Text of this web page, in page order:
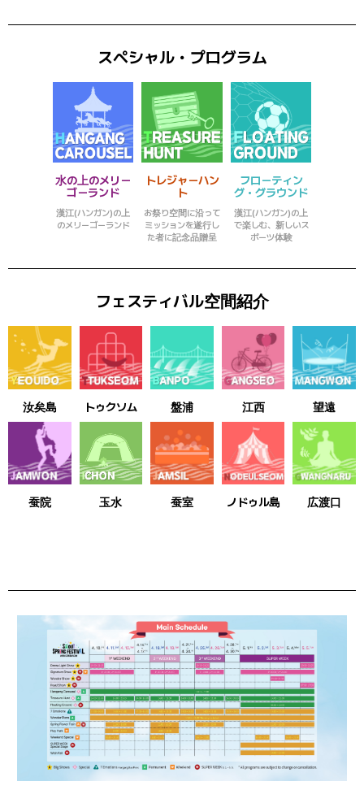
スペシャル・プログラム
水の上のメリー
ゴーランド
漢江(ハンガン)の上
のメリーゴーランド
トレジャーハン
ト
お祭り空間に沿って
ミッションを遂行し
た者に記念品贈呈
フローティン
グ・グラウンド
漢江(ハンガン)の上
で楽しむ、新しいス
ポーツ体験
フェスティバル空間紹介
汝矣島 トゥクソム 盤浦 江西 望遠
蚕院 玉水 蚕室 ノドゥル島 広渡口